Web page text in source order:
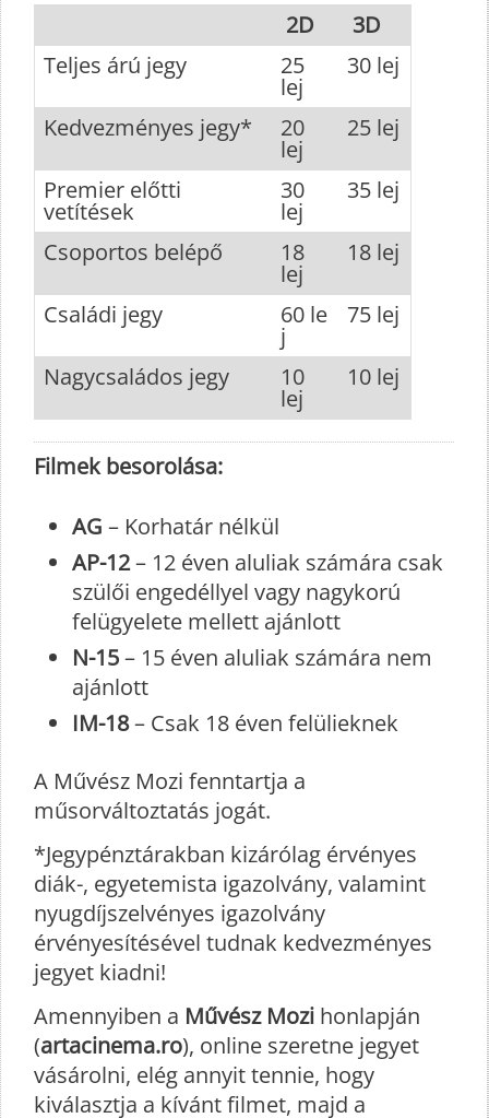
2D
3D
Teljes árú jegy
25
lej
30 lej
Kedvezményes jegy* 20
lej
25 lej
Premier előtti
vetítések
30
lej
35 lej
Csoportos belépő 18
lej
18 lej
Családi jegy 60 le
j
75 lej
Nagycsaládos jegy 10
lej
10 lej
Filmek besorolása:
AG – Korhatár nélkül
AP-12– 12 éven aluliak számára csak
szülői engedéllyel vagy nagykorú
felügyelete mellett ajánlott
N-15– 15 éven aluliak számára nem
ajánlott
IM-18– Csak 18 éven felülieknek
A Művész Mozi fenntartja a
műsorváltoztatás jogát.
*Jegypénztárakban kizárólag érvényes
diák-, egyetemista igazolvány, valamint
nyugdíjszelvényes igazolvány
érvényesítésével tudnak kedvezményes
jegyet kiadni!
Amennyiben a Művész Mozi honlapján
(artacinema.ro), online szeretne jegyet
vásárolni, elég annyit tennie, hogy
kiválasztja a kívánt filmet, majd a